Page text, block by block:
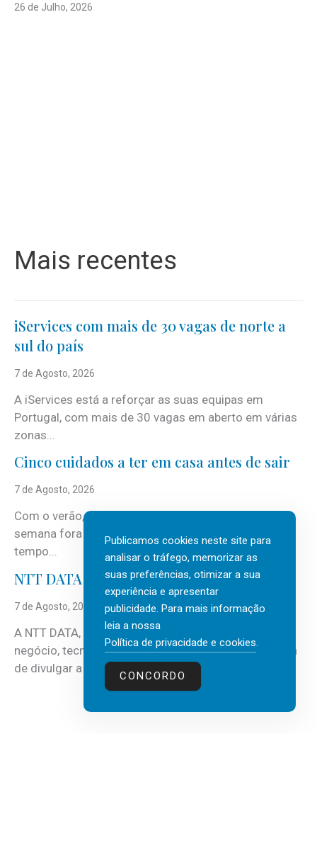
26 de Julho, 2026
Mais recentes
iServices com mais de 30 vagas de norte a
sul do país
7 de Agosto, 2026
A iServices está a reforçar as suas equipas em
Portugal, com mais de 30 vagas em aberto em várias
zonas...
Cinco cuidados a ter em casa antes de sair
7 de Agosto, 2026
Com o verão, chegam também as férias, os fins-de-
semana fora e os dias em que a casa fica mais
tempo...
NTT DATA Insurtech Global Outlook 2026
7 de Agosto, 2026
A NTT DATA, consultora global em serviços de
negócio, tecnologia e inteligência artificial (IA), acaba
de divulgar a mais recente...
Publicamos cookies neste site para
analisar o tráfego, memorizar as
suas preferências, otimizar a sua
experiência e apresentar
publicidade. Para mais informação
leia a nossa
Política de privacidade e cookies.
CONCORDO